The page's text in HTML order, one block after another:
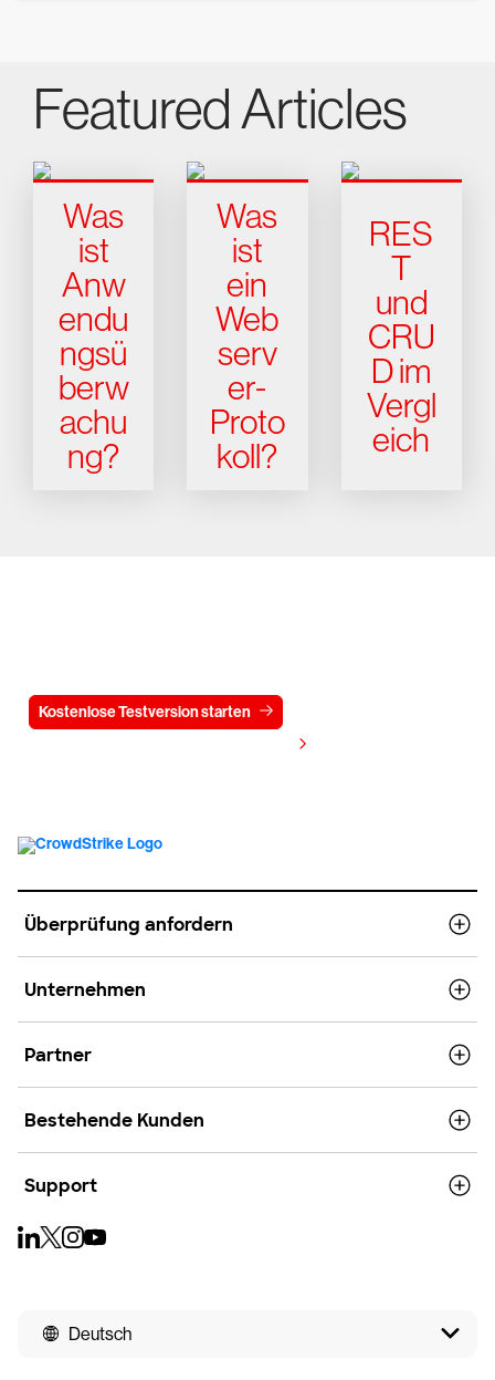
Featured Articles
Was
ist
Anw
endu
ngsü
berw
achu
ng?
Was
ist
ein
Web
serv
er-
Proto
koll?
RES
T
und
CRU
D im
Vergl
eich
Kostenlose Testversion starten
Überprüfung anfordern
Unternehmen
Partner
Bestehende Kunden
Support
Deutsch